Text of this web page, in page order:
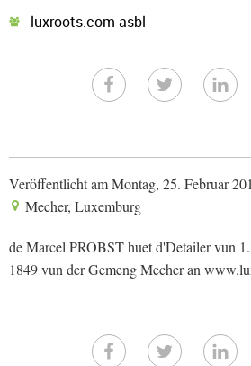
luxroots.com asbl
Veröffentlicht am Montag, 25. Februar
Mecher, Luxemburg
de Marcel PROBST huet d'Detailer vun
1849 vun der Gemeng Mecher an